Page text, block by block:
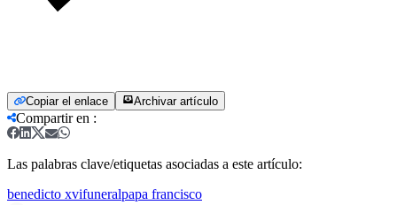
Copiar el enlace Archivar artículo
Compartir en :
Las palabras clave/etiquetas asociadas a este artículo:
benedicto xvifuneralpapa francisco